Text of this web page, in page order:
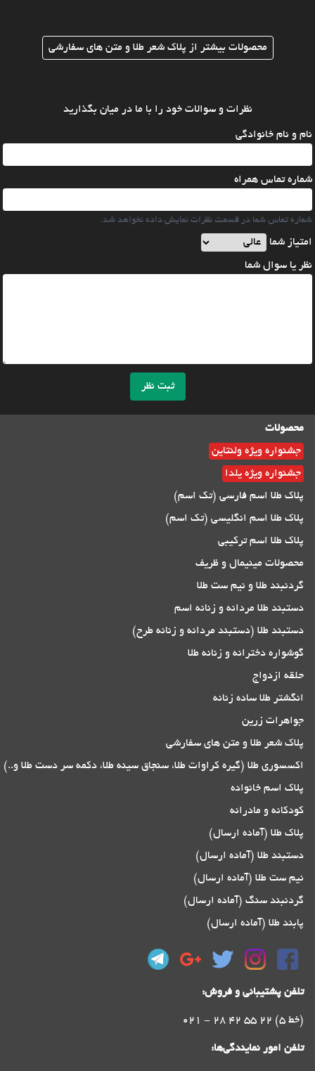
محصولات بیشتر از پلاک شعر طلا و متن های سفارشی
نظرات و سوالات خود را با ما در میان بگذارید
نام و نام خانوادگی
شماره تماس همراه
شماره تماس شما در قسمت نظرات نمایش داده نخواهد شد.
امتیاز شما
نظر یا سوال شما
ثبت نظر
محصولات
جشنواره ویژه ولنتاین
جشنواره ویژه یلدا
پلاک طلا اسم فارسی (تک اسم)
پلاک طلا اسم انگلیسی (تک اسم)
پلاک طلا اسم ترکیبی
محصولات مینیمال و ظریف
گردنبند طلا و نیم ست طلا
دستبند طلا مردانه و زنانه اسم
دستبند طلا (دستبند مردانه و زنانه طرح)
گوشواره دخترانه و زنانه طلا
حلقه ازدواج
انگشتر طلا ساده زنانه
جواهرات زرین
پلاک شعر طلا و متن های سفارشی
اکسسوری طلا (گیره کراوات طلا، سنجاق سینه طلا، دکمه سر دست طلا و..)
پلاک اسم خانواده
کودکانه و مادرانه
پلاک طلا (آماده ارسال)
دستبند طلا (آماده ارسال)
نیم ست طلا (آماده ارسال)
گردنبند سنگ (آماده ارسال)
پابند طلا (آماده ارسال)
تلفن پشتیبانی و فروش:
021 - 28 42 55 22 (5 خط)
تلفن امور نمایندگی‌ها: